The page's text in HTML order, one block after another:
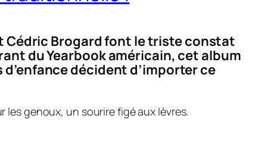
Cédric Brogard font le triste constat
du Yearbook américain, cet album
décident d’importer ce
genoux, un sourire figé aux lèvres.